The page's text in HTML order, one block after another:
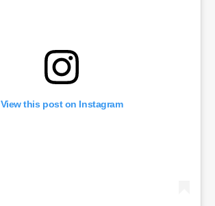
View this post on Instagram